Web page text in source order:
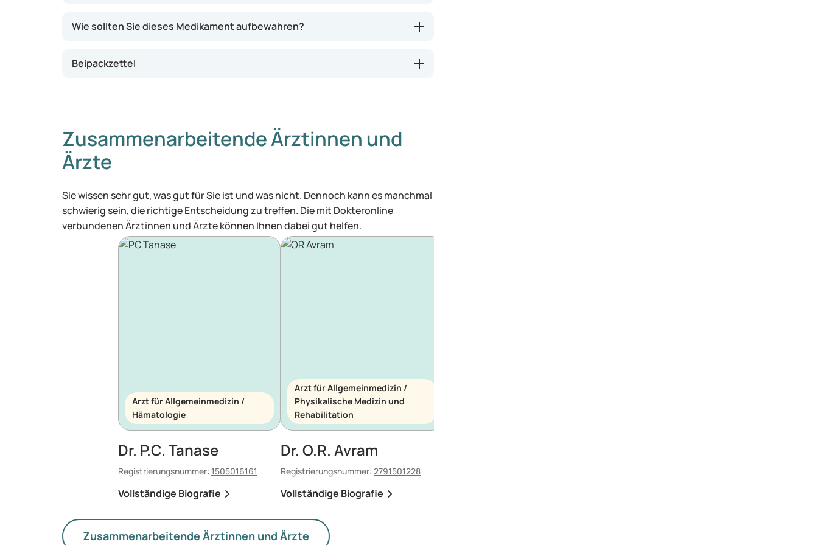
Wie sollten Sie dieses Medikament aufbewahren?
Beipackzettel
Zusammenarbeitende Ärztinnen und
Ärzte
Sie wissen sehr gut, was gut für Sie ist und was nicht. Dennoch kann es manchmal
schwierig sein, die richtige Entscheidung zu treffen. Die mit Dokteronline
verbundenen Ärztinnen und Ärzte können Ihnen dabei gut helfen.
Arzt für Allgemeinmedizin /
Hämatologie
Dr. P.C. Tanase
Registrierungsnummer: 1505016161
Vollständige Biografie
Arzt für Allgemeinmedizin /
Physikalische Medizin und
Rehabilitation
Dr. O.R. Avram
Registrierungsnummer: 2791501228
Vollständige Biografie
Zusammenarbeitende Ärztinnen und Ärzte